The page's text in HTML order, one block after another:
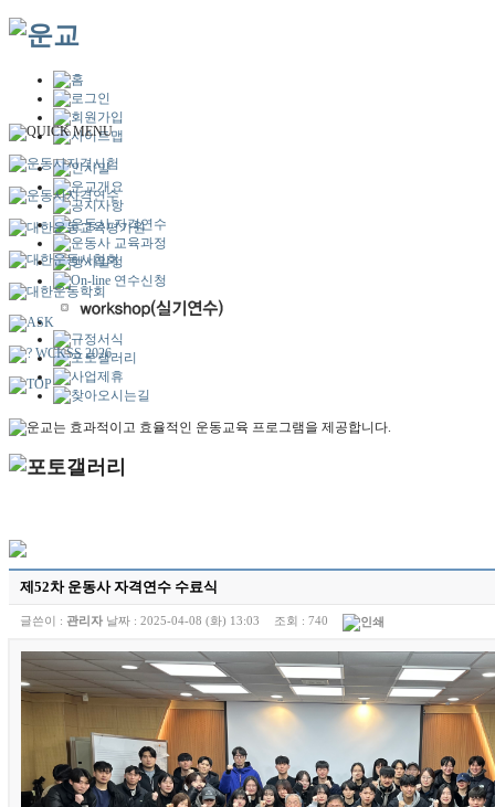
제52차 운동사 자격연수 수료식
글쓴이 : 관리자 날짜 : 2025-04-08 (화) 13:03 조회 : 740